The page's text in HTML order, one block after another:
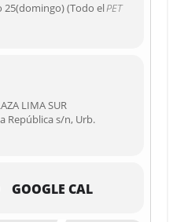
25(domingo) (Todo elPET
LIMA SUR
República s/n, Urb.
GOOGLE CAL